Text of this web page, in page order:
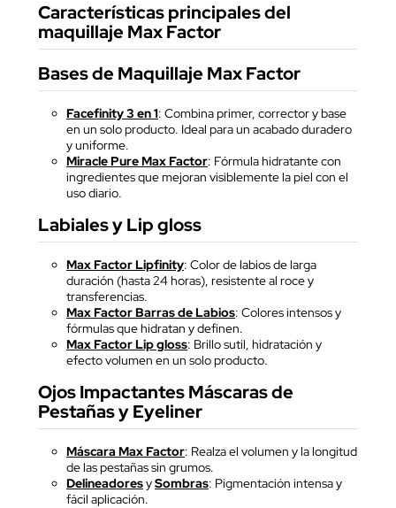
Características principales del
maquillaje Max Factor
Bases de Maquillaje Max Factor
Facefinity 3 en 1: Combina primer, corrector y base
en un solo producto. Ideal para un acabado duradero
y uniforme.
Miracle Pure Max Factor: Fórmula hidratante con
ingredientes que mejoran visiblemente la piel con el
uso diario.
Labiales y Lip gloss
Max Factor Lipfinity: Color de labios de larga
duración (hasta 24 horas), resistente al roce y
transferencias.
Max Factor Barras de Labios: Colores intensos y
fórmulas que hidratan y definen.
Max Factor Lip gloss: Brillo sutil, hidratación y
efecto volumen en un solo producto.
Ojos Impactantes Máscaras de
Pestañas y Eyeliner
Máscara Max Factor: Realza el volumen y la longitud
de las pestañas sin grumos.
DelineadoresySombras: Pigmentación intensa y
fácil aplicación.